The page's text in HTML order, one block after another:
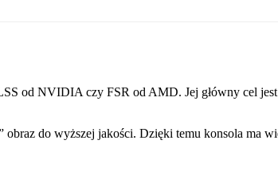
od NVIDIA czy FSR od AMD. Jej główny cel
obraz do wyższej jakości. Dzięki temu konsola ma